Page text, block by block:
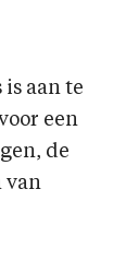
aan te
een
de
van